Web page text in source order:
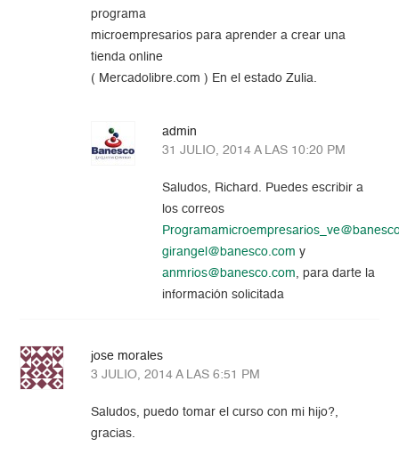
programa
microempresarios para aprender a crear una
tienda online
( Mercadolibre.com ) En el estado Zulia.
admin
31 JULIO, 2014 A LAS 10:20 PM
Saludos, Richard. Puedes escribir a
los correos
girangel@banesco.com y
anmrios@banesco.com , para darte la
información solicitada
jose morales
3 JULIO, 2014 A LAS 6:51 PM
Saludos, puedo tomar el curso con mi hijo?,
gracias.